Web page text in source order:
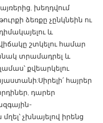
խեղդվում
ձեռքը չընկնեին ու
և
շտկելու համար
տրամադրել և
քվեարկելու
հայրեր
դարեր
չխնայելով իրենց